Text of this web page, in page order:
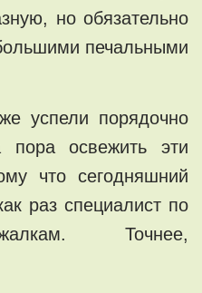
но обязательно
печальными
успели порядочно
пора освежить эти
что сегодняшний
раз специалист по
Точнее,